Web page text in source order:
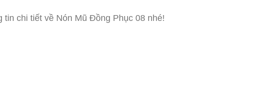
tin chi tiết về Nón Mũ Đồng Phục 08 nhé!